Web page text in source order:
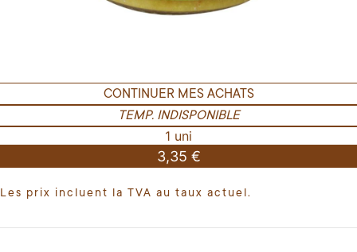
CONTINUER MES ACHATS
TEMP. INDISPONIBLE
1 uni
3,35 €
Les prix incluent la TVA au taux actuel.